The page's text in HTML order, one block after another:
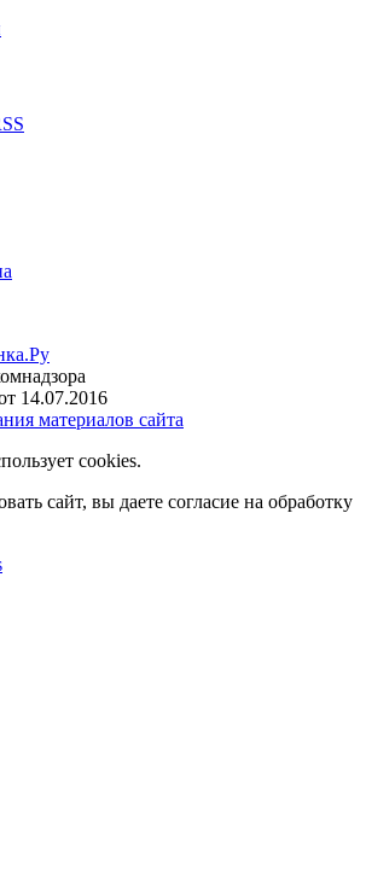
14.07.2016
материалов сайта
cookies.
сайт, вы даете согласие на обработку